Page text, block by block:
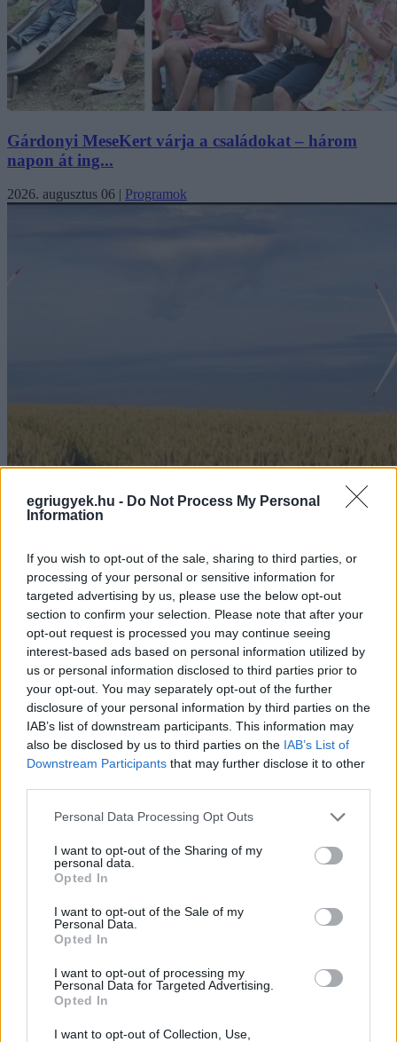
egriugyek.hu - Do Not Process My Personal
Information
If you wish to opt-out of the sale, sharing to third parties, or
processing of your personal or sensitive information for
targeted advertising by us, please use the below opt-out
section to confirm your selection. Please note that after your
opt-out request is processed you may continue seeing
interest-based ads based on personal information utilized by
us or personal information disclosed to third parties prior to
your opt-out. You may separately opt-out of the further
disclosure of your personal information by third parties on the
IAB’s list of downstream participants. This information may
also be disclosed by us to third parties on the IAB’s List of
Downstream Participants that may further disclose it to other
Please note that this website/app uses one or more Google
not limited to your visit or usage behaviour. You may click to
grant or deny consent to Google and its third-party tags to
use your data for below specified purposes in below Google
consent section.
Personal Data Processing Opt Outs
I want to opt-out of the Sharing of my
personal data.
Opted In
I want to opt-out of the Sale of my
Personal Data.
Opted In
I want to opt-out of processing my
Personal Data for Targeted Advertising.
Opted In
I want to opt-out of Collection, Use,
Gárdonyi MeseKert várja a családokat – három
napon át ing...
2026. augusztus 06 | Programok
Magyar Péter: Kiírják az első szélerőművi
2026. augusztus 06|Mindenki ügye
Eloltották a tüzet Dédestapolcsánynál, kilencórás
küzdele...
2026. augusztus 06|Környék ügye